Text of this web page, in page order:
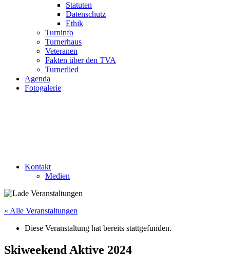
Statuten
Datenschutz
Ethik
Turninfo
Turnerhaus
Veteranen
Fakten über den TVA
Turnerlied
Agenda
Fotogalerie
Kontakt
Medien
« Alle Veranstaltungen
Diese Veranstaltung hat bereits stattgefunden.
Skiweekend Aktive 2024